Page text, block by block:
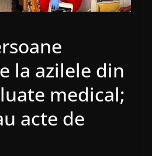
la azilele din
medical;
acte de